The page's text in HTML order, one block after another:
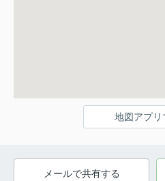
地図アプリ
メールで共有する